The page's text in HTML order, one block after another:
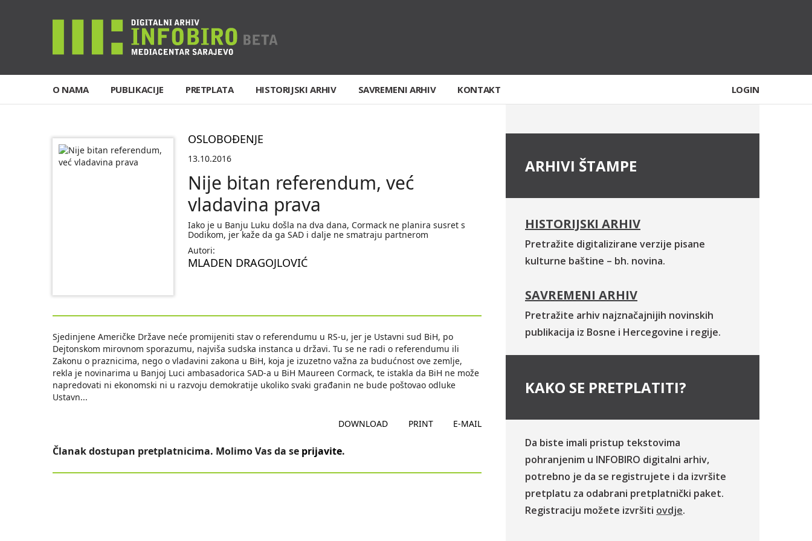
O NAMA PUBLIKACIJE PRETPLATA HISTORIJSKI ARHIV SAVREMENI ARHIV KONTAKT LOGIN
OSLOBOĐENJE
13.10.2016
Nije bitan referendum, već
vladavina prava
Iako je u Banju Luku došla na dva dana, Cormack ne planira susret s
Dodikom, jer kaže da ga SAD i dalje ne smatraju partnerom
Autori:
MLADEN DRAGOJLOVIĆ
Sjedinjene Američke Države neće promijeniti stav o referendumu u RS-u, jer je Ustavni sud BiH, po
Dejtonskom mirovnom sporazumu, najviša sudska instanca u državi. Tu se ne radi o referendumu ili
Zakonu o praznicima, nego o vladavini zakona u BiH, koja je izuzetno važna za budućnost ove zemlje,
rekla je novinarima u Banjoj Luci ambasadorica SAD-a u BiH Maureen Cormack, te istakla da BiH ne može
napredovati ni ekonomski ni u razvoju demokratije ukoliko svaki građanin ne bude poštovao odluke
Ustavn...
DOWNLOAD PRINT E-MAIL
Članak dostupan pretplatnicima. Molimo Vas da se prijavite.
ARHIVI ŠTAMPE
HISTORIJSKI ARHIV
Pretražite digitalizirane verzije pisane
kulturne baštine – bh. novina.
SAVREMENI ARHIV
Pretražite arhiv najznačajnijih novinskih
publikacija iz Bosne i Hercegovine i regije.
KAKO SE PRETPLATITI?
Da biste imali pristup tekstovima
pohranjenim u INFOBIRO digitalni arhiv,
potrebno je da se registrujete i da izvršite
pretplatu za odabrani pretplatnički paket.
Registraciju možete izvršiti ovdje.